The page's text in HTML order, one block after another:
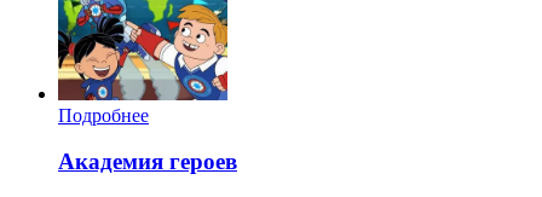
Подробнее
Академия героев